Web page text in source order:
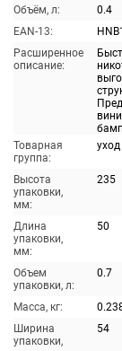
Объём, л:
0.4
EAN-13:
Расширенное
описание:
Товарная
группа:
Высота
упаковки,
мм:
235
Длина
упаковки,
мм:
50
Объем
упаковки, л:
0.7
Масса, кг:
Ширина
упаковки,
54